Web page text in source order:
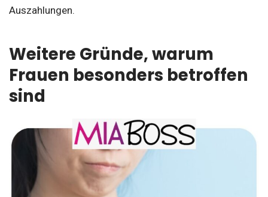
Auszahlungen.
Weitere Gründe, warum
Frauen besonders betroffen
sind